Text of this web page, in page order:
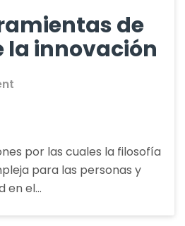
de
la innovación
gestión
de
la
innovación
por las cuales la filosofía
para las personas y
en el…